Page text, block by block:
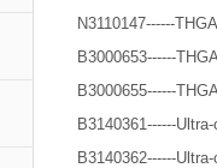
N3110147------
B3000653------
B3000655------
B3140361------
B3140362------